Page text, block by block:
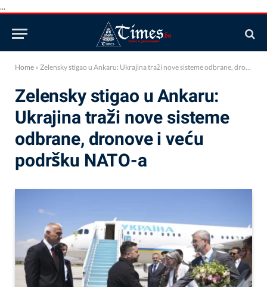
...
Home » Zelensky stigao u Ankaru: Ukrajina traži nove sisteme odbrane, dronove i veću podršku NATO-a
Zelensky stigao u Ankaru:
Ukrajina traži nove sisteme
odbrane, dronove i veću
podršku NATO-a